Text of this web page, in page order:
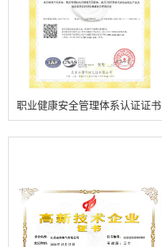
职业健康安全管理体系认证证书